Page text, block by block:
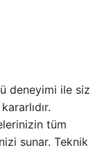
deneyimi ile siz
tüm
sunar. Teknik